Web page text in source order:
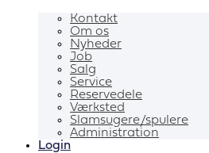
Kontakt
Om os
Nyheder
Job
Salg
Service
Reservedele
Værksted
Slamsugere/spulere
Administration
Login